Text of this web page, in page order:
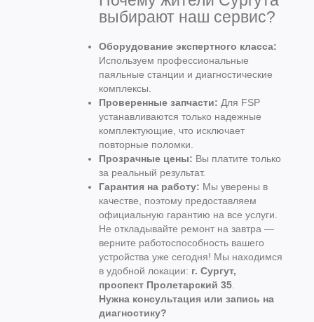
выбирают наш сервис?
Оборудование экспертного класса:
Используем профессиональные
паяльные станции и диагностические
комплексы.
Проверенные запчасти: Для FSP
устанавливаются только надежные
комплектующие, что исключает
повторные поломки.
Прозрачные цены: Вы платите только
за реальный результат.
Гарантия на работу: Мы уверены в
качестве, поэтому предоставляем
официальную гарантию на все услуги.
Не откладывайте ремонт на завтра —
верните работоспособность вашего
устройства уже сегодня! Мы находимся
в удобной локации: г. Сургут,
проспект Пролетарский 35
Нужна консультация или запись на
диагностику?